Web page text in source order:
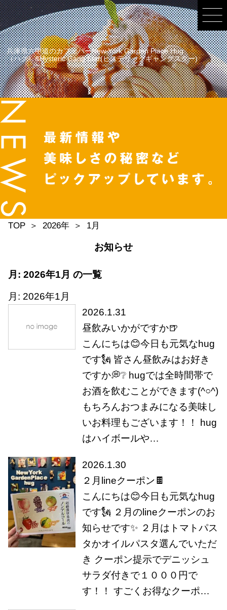
兵庫県六甲道のカフェバーNew York Garden Place Hug
（ハグ）&Hysteric Gang Star(ヒステリックギャングスター)
TOP 2026年 1月
お知らせ
月: 2026年1月 の一覧
月: 2026年1月
2026.1.31
昼飲みいかがですか🍺
こんにちは😊今日も元気なhug
です🗽 皆さん昼飲みはお好き
ですか💭❔ hugでは全時間帯で
お酒を飲むことができます(^○^)
もちろんおつまみになる美味し
いお料理もございます！！ hug
はハイボールや…
2026.1.30
２月lineクーポン🍫
こんにちは😊今日も元気なhug
です🗽 ２月のlineクーポンのお
知らせです✨ ２月はトマトパス
タかオイルパスタ選んでいただ
き クーポン提示でデニッシュ
サラダ付きで１０００円で
す！！ すごくお得なクーポ…